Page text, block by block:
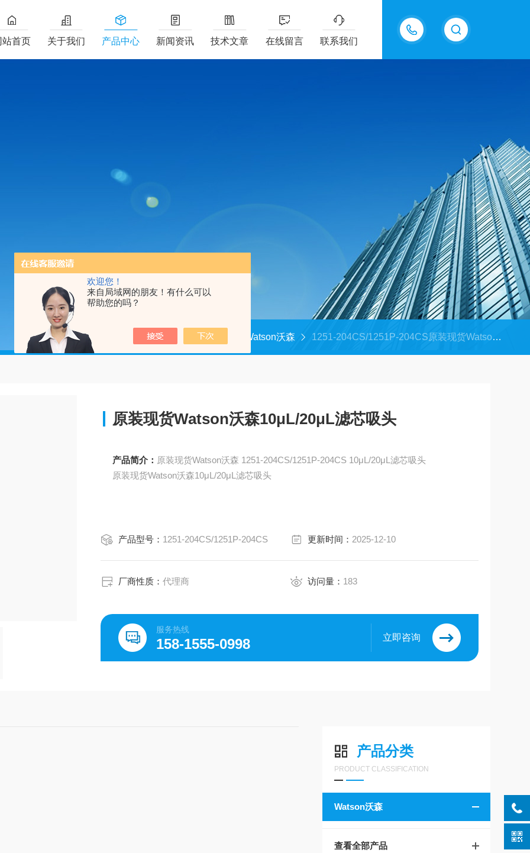
欢迎您！
来自局域网的朋友！有什么可以
帮助您的吗？
15815550998
站首页 关于我们 产品中心 新闻资讯 技术文章 在线留言 联系我们
首页 产品中心 Watson沃森 1251-204CS/1251P-204CS原装现货Watson沃森10μL/20μL滤芯吸头
原装现货Watson沃森10μL/20μL滤芯吸头
产品简介：
原装现货Watson沃森 1251-204CS/1251P-204CS 10μL/20μL滤芯吸头
原装现货Watson沃森10μL/20μL滤芯吸头
产品型号： 1251-204CS/1251P-204CS 更新时间： 2025-12-10
厂商性质：代理商 访问量： 183
服务热线
158-1555-0998 立即咨询
产品分类
PRODUCT CLASSIFICATION
Watson沃森
查看全部产品